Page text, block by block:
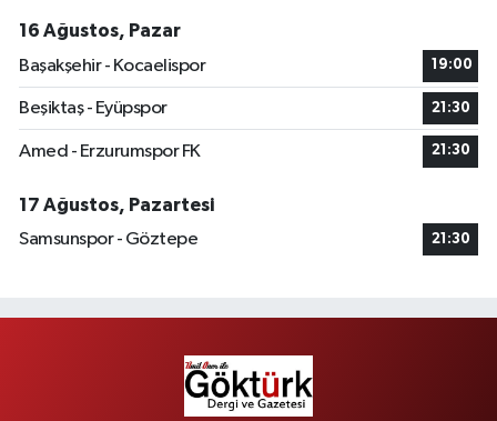
16 Ağustos, Pazar
Başakşehir - Kocaelispor
19:00
Beşiktaş - Eyüpspor 21:30
Amed - Erzurumspor FK 21:30
17 Ağustos, Pazartesi
Samsunspor - Göztepe
21:30